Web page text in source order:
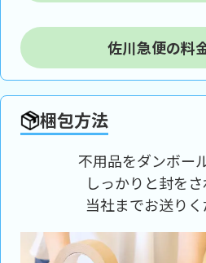
佐川急便の料
梱包方法
不用品をダンボー
しっかりと封を
当社までお送りく